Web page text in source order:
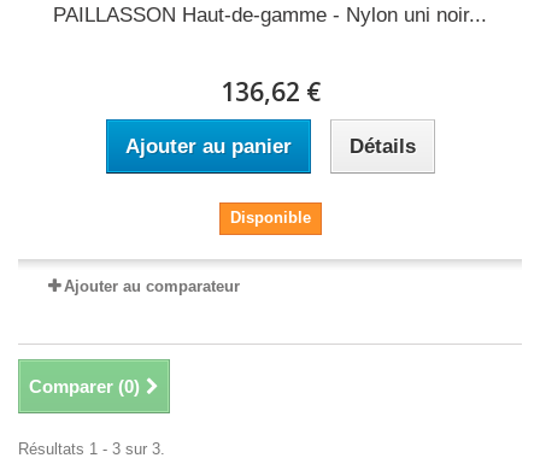
PAILLASSON Haut-de-gamme - Nylon uni noir...
136,62 €
Ajouter au panier Détails
Disponible
Ajouter au comparateur
Comparer (0)
Résultats 1 - 3 sur 3.